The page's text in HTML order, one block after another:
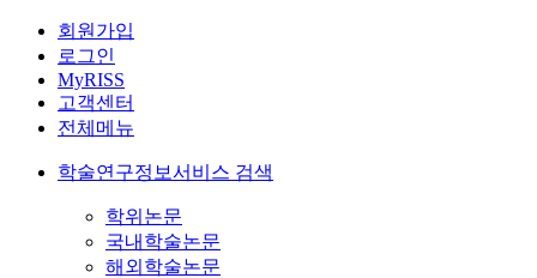
회원가입
로그인
MyRISS
고객센터
전체메뉴
학술연구정보서비스 검색
학위논문
국내학술논문
해외학술논문